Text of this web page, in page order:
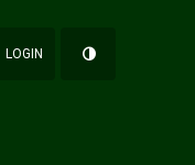
LOGIN